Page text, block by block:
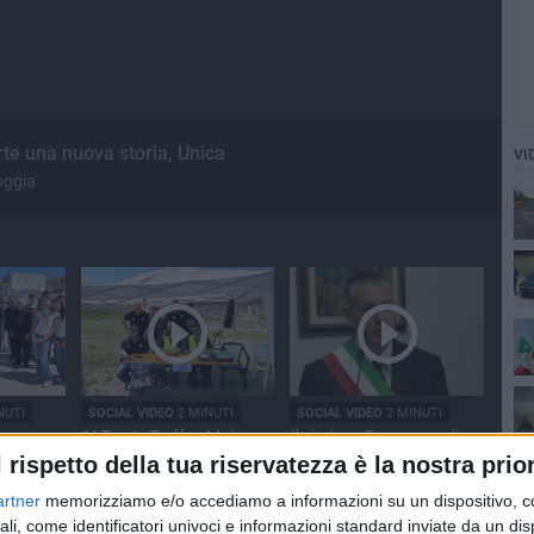
rispetto della tua riservatezza è la nostra
memorizziamo e/o accediamo a informazioni su un dispositivo,
come identificatori univoci e informazioni standard inviate da un
una nuova storia, Unica
SOCIAL VIDEO 2 MINUTI
1° Trinity Treffen Moto
Raduno 2026 a Trinitapoli
SOCIAL VIDEO 2 MINUTI
Il sindaco Francesco di
Feo replica alle
osservazioni della
Commissione Antimafia